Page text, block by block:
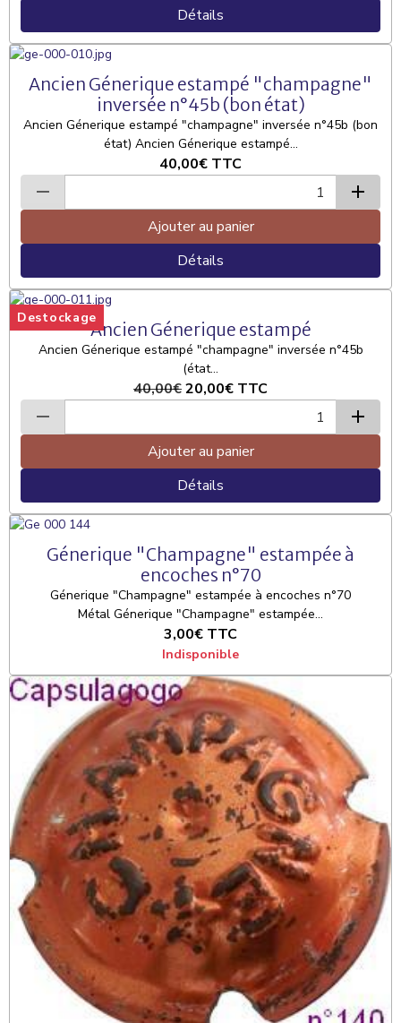
Détails
Ancien Génerique estampé "champagne"
inversée n°45b (bon état)
Ancien Génerique estampé "champagne" inversée n°45b (bon
état) Ancien Génerique estampé...
40,00€ TTC
Ajouter au panier
Détails
Destockage
Ancien Génerique estampé
Ancien Génerique estampé "champagne" inversée n°45b
(état...
40,00€20,00€ TTC
Ajouter au panier
Détails
Génerique "Champagne" estampée à
encoches n°70
Génerique "Champagne" estampée à encoches n°70
Métal Génerique "Champagne" estampée...
3,00€ TTC
Indisponible